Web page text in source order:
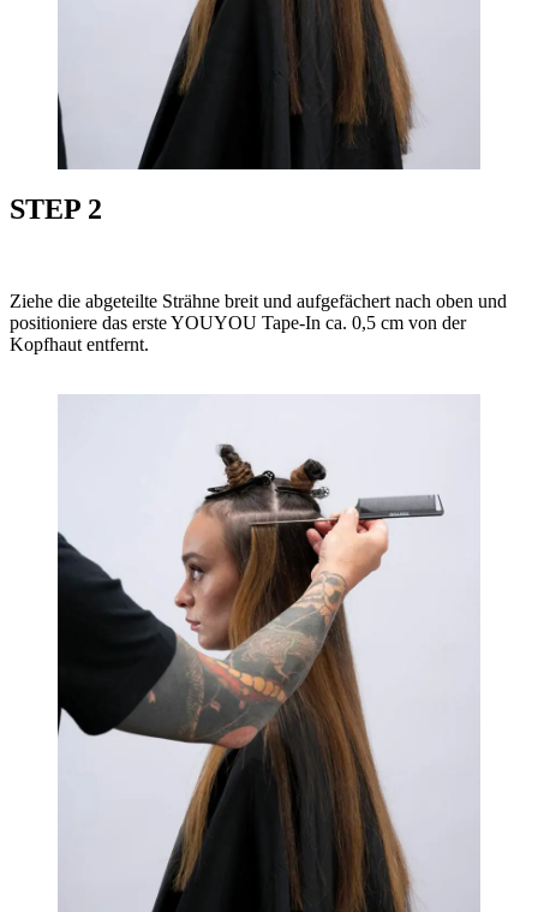
STEP 2
Ziehe die abgeteilte Strähne breit und aufgefächert nach oben und
positioniere das erste YOUYOU Tape-In ca. 0,5 cm von der
Kopfhaut entfernt.